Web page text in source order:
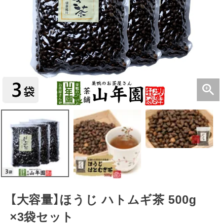
【大容量】ほうじ ハトムギ茶 500g
×3袋セット